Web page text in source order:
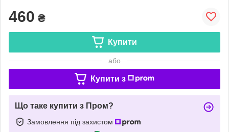
460 ₴
Купити
або
Купити з
Що таке купити з Пром?
Замовлення під захистом